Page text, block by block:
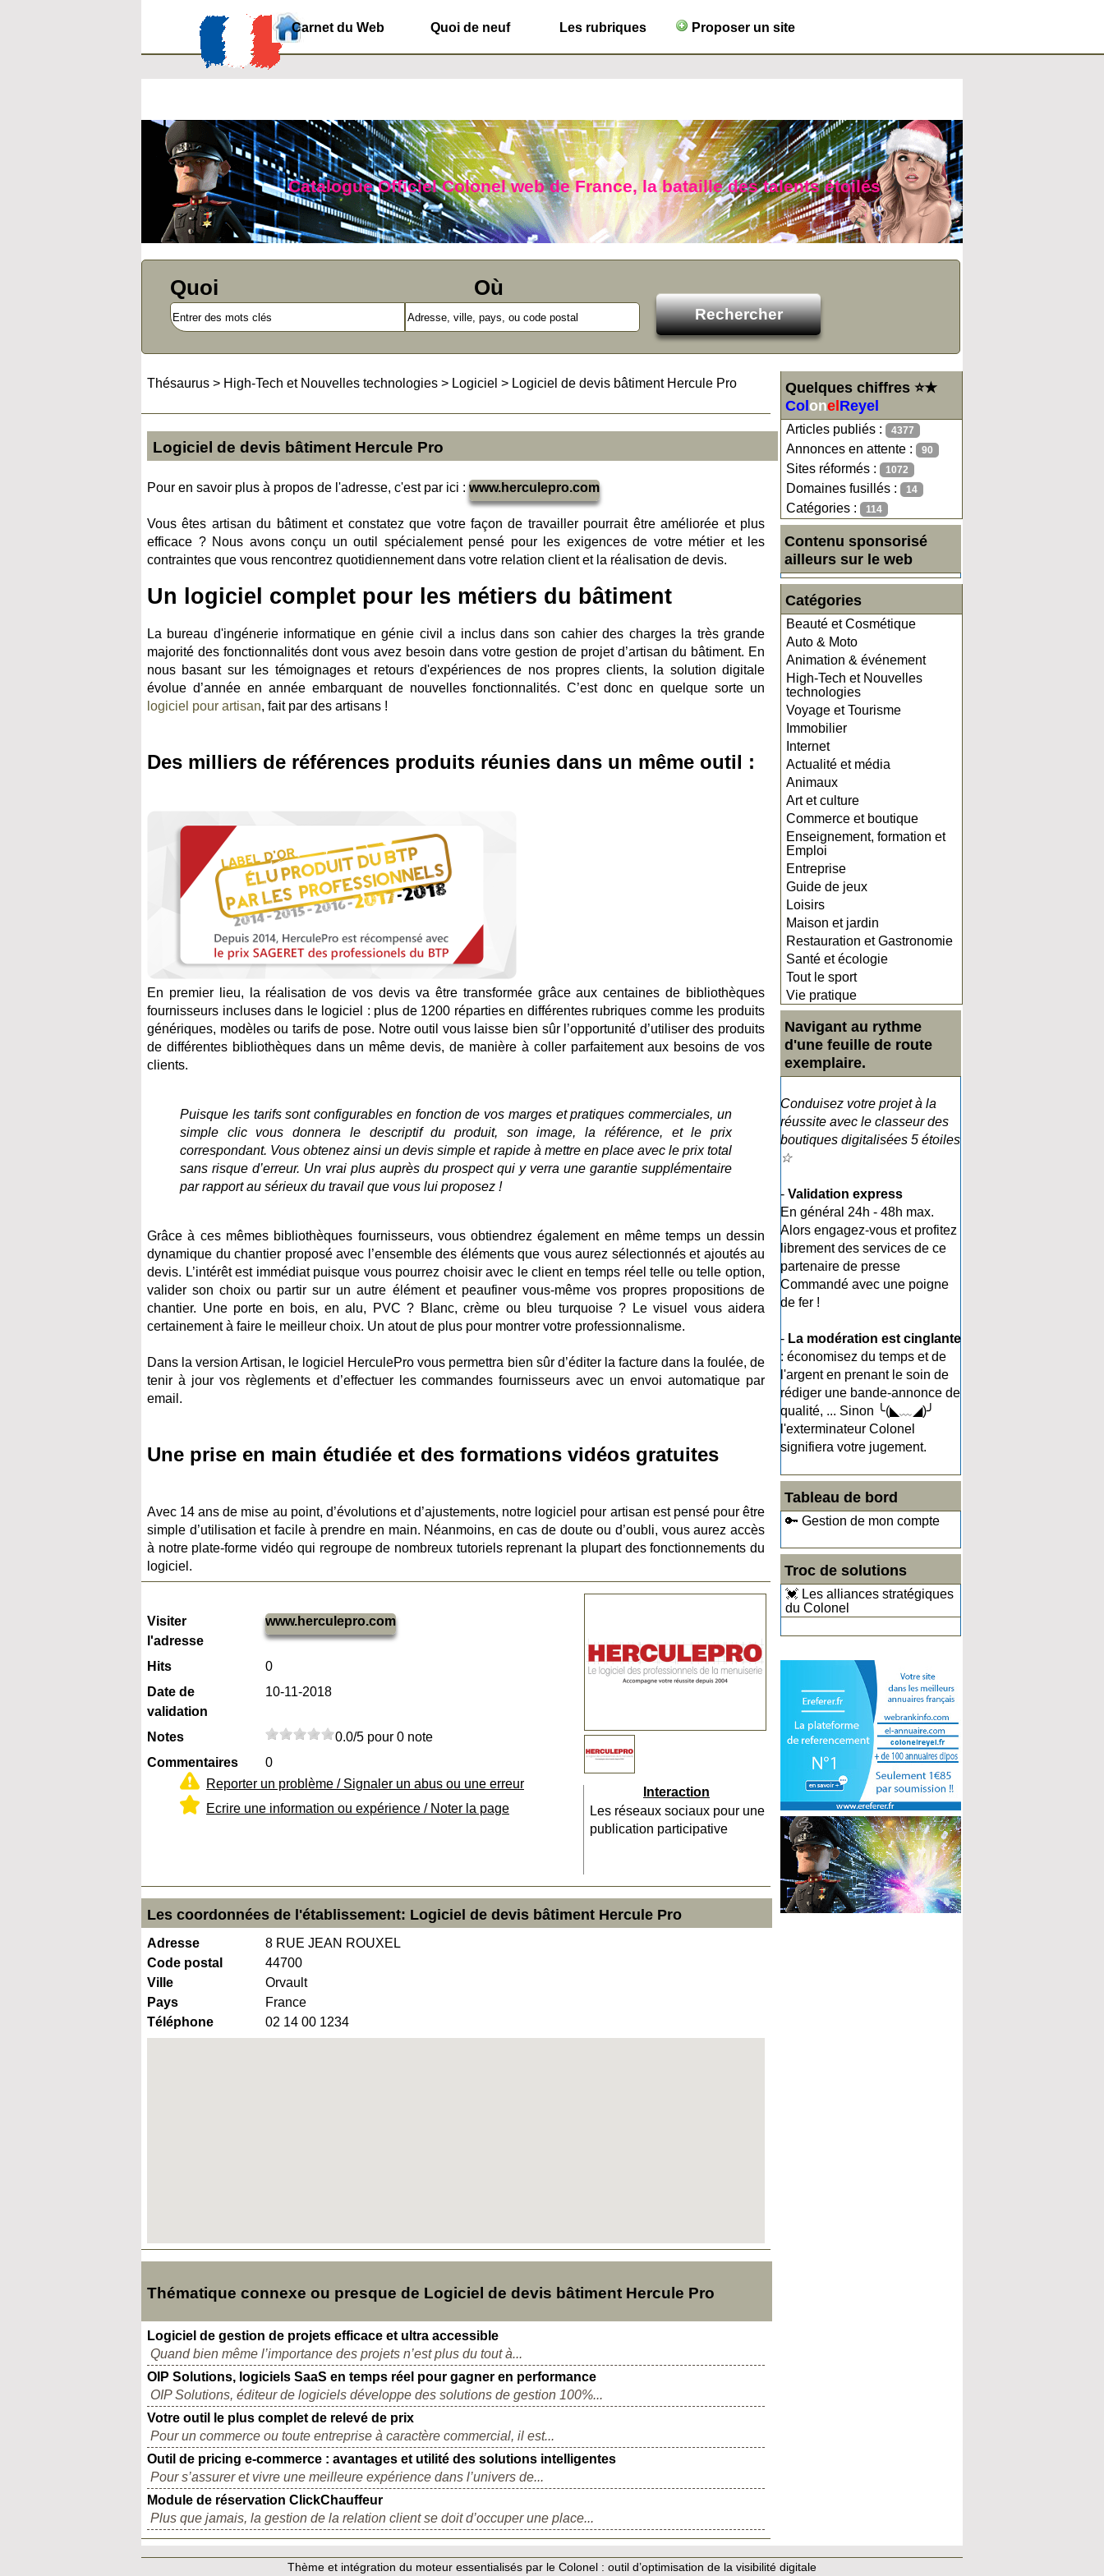
Carnet du Web Quoi de neuf Les rubriques Proposer un site
Catalogue Officiel Colonel web de France, la bataille des talents étoilés
Quoi Où
Quelques chiffres ⭐★
Col onel Reyel
Articles publiés : 4377
Annonces en attente : 90
Sites réformés : 1072
Domaines fusillés : 14
Catégories : 114
Contenu sponsorisé
ailleurs sur le web
Catégories
Beauté et Cosmétique
Auto & Moto
Animation & événement
High-Tech et Nouvelles
technologies
Voyage et Tourisme
Immobilier
Internet
Actualité et média
Animaux
Art et culture
Commerce et boutique
Enseignement, formation et
Emploi
Entreprise
Guide de jeux
Loisirs
Maison et jardin
Restauration et Gastronomie
Santé et écologie
Tout le sport
Vie pratique
Navigant au rythme
d'une feuille de route
exemplaire.
Conduisez votre projet à la
réussite avec le classeur des
boutiques digitalisées 5 étoiles
☆
- Validation express
En général 24h - 48h max.
Alors engagez-vous et profitez
librement des services de ce
partenaire de presse
Commandé avec une poigne
de fer !
- La modération est cinglante
: économisez du temps et de
l'argent en prenant le soin de
rédiger une bande-annonce de
qualité, ... Sinon ╰(◣﹏◢)╯
l'exterminateur Colonel
signifiera votre jugement.
Tableau de bord
🔑 Gestion de mon compte
Troc de solutions
💓 Les alliances stratégiques
du Colonel
Thésaurus > High-Tech et Nouvelles technologies > Logiciel > Logiciel de devis bâtiment Hercule Pro
Logiciel de devis bâtiment Hercule Pro
Pour en savoir plus à propos de l'adresse, c'est par ici :www.herculepro.com
Vous êtes artisan du bâtiment et constatez que votre façon de travailler pourrait être améliorée et plus
efficace ? Nous avons conçu un outil spécialement pensé pour les exigences de votre métier et les
contraintes que vous rencontrez quotidiennement dans votre relation client et la réalisation de devis.
Un logiciel complet pour les métiers du bâtiment
La bureau d'ingénerie informatique en génie civil a inclus dans son cahier des charges la très grande
majorité des fonctionnalités dont vous avez besoin dans votre gestion de projet d’artisan du bâtiment. En
nous basant sur les témoignages et retours d'expériences de nos propres clients, la solution digitale
évolue d’année en année embarquant de nouvelles fonctionnalités. C’est donc en quelque sorte un
logiciel pour artisan, fait par des artisans !
Des milliers de références produits réunies dans un même outil :
En premier lieu, la réalisation de vos devis va être transformée grâce aux centaines de bibliothèques
fournisseurs incluses dans le logiciel : plus de 1200 réparties en différentes rubriques comme les produits
génériques, modèles ou tarifs de pose. Notre outil vous laisse bien sûr l’opportunité d’utiliser des produits
de différentes bibliothèques dans un même devis, de manière à coller parfaitement aux besoins de vos
clients.
Puisque les tarifs sont configurables en fonction de vos marges et pratiques commerciales, un
simple clic vous donnera le descriptif du produit, son image, la référence, et le prix
correspondant. Vous obtenez ainsi un devis simple et rapide à mettre en place avec le prix total
sans risque d’erreur. Un vrai plus auprès du prospect qui y verra une garantie supplémentaire
par rapport au sérieux du travail que vous lui proposez !
Grâce à ces mêmes bibliothèques fournisseurs, vous obtiendrez également en même temps un dessin
dynamique du chantier proposé avec l’ensemble des éléments que vous aurez sélectionnés et ajoutés au
devis. L’intérêt est immédiat puisque vous pourrez choisir avec le client en temps réel telle ou telle option,
valider son choix ou partir sur un autre élément et peaufiner vous-même vos propres propositions de
chantier. Une porte en bois, en alu, PVC ? Blanc, crème ou bleu turquoise ? Le visuel vous aidera
certainement à faire le meilleur choix. Un atout de plus pour montrer votre professionnalisme.
Dans la version Artisan, le logiciel HerculePro vous permettra bien sûr d’éditer la facture dans la foulée, de
tenir à jour vos règlements et d’effectuer les commandes fournisseurs avec un envoi automatique par
email.
Une prise en main étudiée et des formations vidéos gratuites
Avec 14 ans de mise au point, d’évolutions et d’ajustements, notre logiciel pour artisan est pensé pour être
simple d’utilisation et facile à prendre en main. Néanmoins, en cas de doute ou d’oubli, vous aurez accès
à notre plate-forme vidéo qui regroupe de nombreux tutoriels reprenant la plupart des fonctionnements du
logiciel.
Visiter
l'adresse
www.herculepro.com
Hits
0
Date de
validation
10-11-2018
Notes
0.0/5 pour 0 note
Commentaires
0
Reporter un problème / Signaler un abus ou une erreur
Ecrire une information ou expérience / Noter la page
Interaction
Les réseaux sociaux pour une
publication participative
Les coordonnées de l'établissement: Logiciel de devis bâtiment Hercule Pro
Adresse
8 RUE JEAN ROUXEL
Code postal
44700
Ville
Orvault
Pays
France
Téléphone
02 14 00 1234
Thématique connexe ou presque de Logiciel de devis bâtiment Hercule Pro
Logiciel de gestion de projets efficace et ultra accessible
Quand bien même l’importance des projets n’est plus du tout à...
OIP Solutions, logiciels SaaS en temps réel pour gagner en performance
OIP Solutions, éditeur de logiciels développe des solutions de gestion 100%...
Votre outil le plus complet de relevé de prix
Pour un commerce ou toute entreprise à caractère commercial, il est...
Outil de pricing e-commerce : avantages et utilité des solutions intelligentes
Pour s’assurer et vivre une meilleure expérience dans l’univers de...
Module de réservation ClickChauffeur
Plus que jamais, la gestion de la relation client se doit d’occuper une place...
Thème et intégration du moteur essentialisés par le Colonel : outil d’optimisation de la visibilité digitale